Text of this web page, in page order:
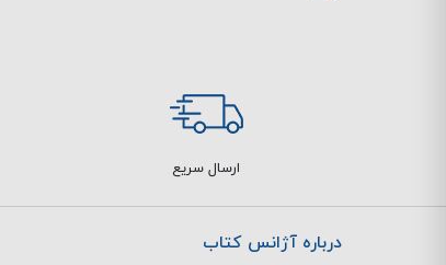
ارسال سریع
درباره آژانس کتاب